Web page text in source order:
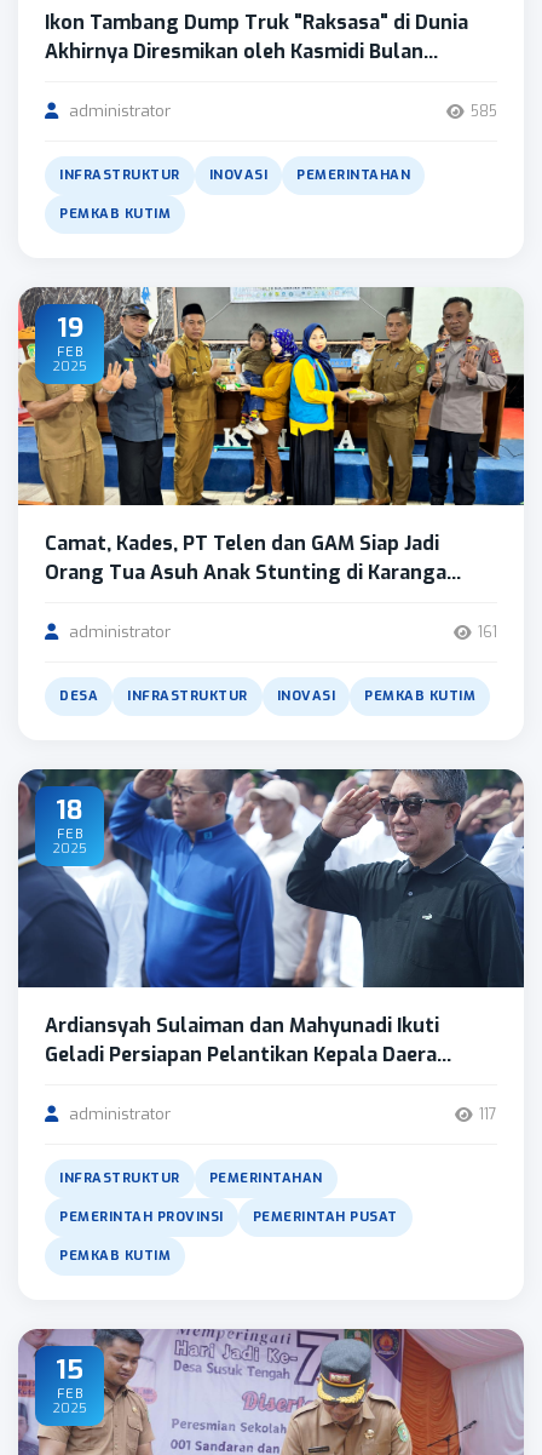
Ikon Tambang Dump Truk "Raksasa" di Dunia
Akhirnya Diresmikan oleh Kasmidi Bulan...
administrator 585
INFRASTRUKTUR INOVASI PEMERINTAHAN
PEMKAB KUTIM
19
FEB
2025
Camat, Kades, PT Telen dan GAM Siap Jadi
Orang Tua Asuh Anak Stunting di Karanga...
administrator 161
DESA INFRASTRUKTUR INOVASI PEMKAB KUTIM
18
FEB
2025
Ardiansyah Sulaiman dan Mahyunadi Ikuti
Geladi Persiapan Pelantikan Kepala Daera...
administrator 117
INFRASTRUKTUR PEMERINTAHAN
PEMERINTAH PROVINSI PEMERINTAH PUSAT
PEMKAB KUTIM
15
FEB
2025